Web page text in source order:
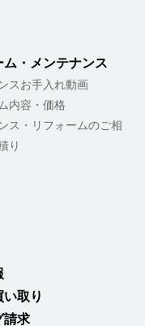
ム・メンテナンス
スお手入れ動画
内容・価格
ス・リフォームのご相
り
取り
請求